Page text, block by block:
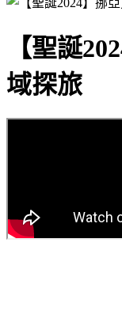
【聖誕
域探旅